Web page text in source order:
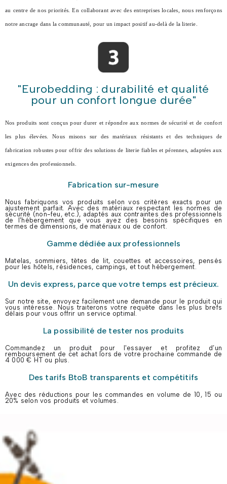
au centre de nos priorités. En collaborant avec des entreprises locales, nous renforçons
notre ancrage dans la communauté, pour un impact positif au-delà de la literie.
"Eurobedding : durabilité et qualité
pour un confort longue durée"
Nos produits sont conçus pour durer et répondre aux normes de sécurité et de confort
les plus élevées. Nous misons sur des matériaux résistants et des techniques de
fabrication robustes pour offrir des solutions de literie fiables et pérennes, adaptées aux
exigences des professionnels.
Fabrication sur-mesure
Nous fabriquons vos produits selon vos critères exacts pour un
ajustement parfait. Avec des matériaux respectant les normes de
sécurité (non-feu, etc.), adaptés aux contraintes des professionnels
de l'hébergement que vous ayez des besoins spécifiques en
termes de dimensions, de matériaux ou de confort.
Gamme dédiée aux professionnels
Matelas, sommiers, têtes de lit, couettes et accessoires, pensés
pour les hôtels, résidences, campings, et tout hébergement.
Un devis express, parce que votre temps est précieux.
Sur notre site, envoyez facilement une demande pour le produit qui
vous intéresse. Nous traiterons votre requête dans les plus brefs
délais pour vous offrir un service optimal.
La possibilité de tester nos produits
Commandez un produit pour l'essayer et profitez d’un
remboursement de cet achat lors de votre prochaine commande de
4 000 € HT ou plus.
Des tarifs BtoB transparents et compétitifs
Avec des réductions pour les commandes en volume de 10, 15 ou
20% selon vos produits et volumes.